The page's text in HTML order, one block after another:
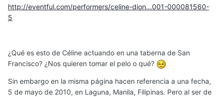
http://eventful.com/performers/celine-dion...001-000081560-
5
¿Qué es esto de Céline actuando en una taberna de San
Francisco? ¿Nos quieren tomar el pelo o qué?
Sin embargo en la misma página hacen referencia a una fecha,
5 de mayo de 2010, en Laguna, Manila, Filipinas. Pero al ser de